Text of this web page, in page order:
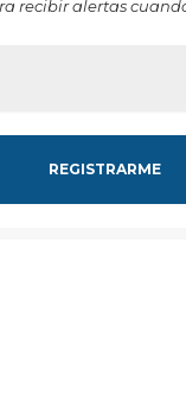
recibir alertas